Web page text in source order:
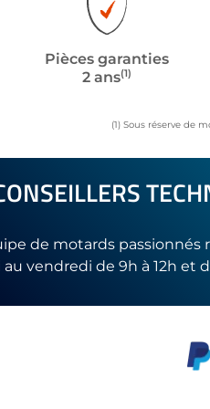
Pièces garanties
2 ans(1)
(1) Sous réserve de
de motards passionnés
vendredi de 9h à 12h et